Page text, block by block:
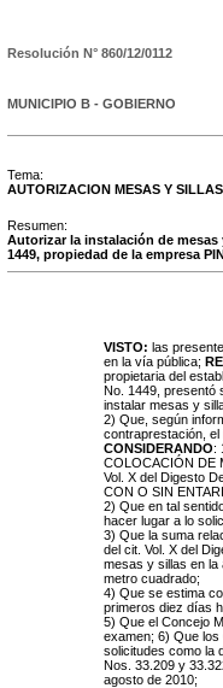
Resolución N° 860/12/0112
MUNICIPIO B - GOBIERNO
Tema:
AUTORIZACION MESAS Y SILLAS
Resumen:
Autorizar la instalación de
1449, propiedad de la empresa
VISTO: las
en la vía pública;
propietaria del
No. 1449, presentó
instalar mesas y
2) Que, según
contraprestación, el
CONSIDERANDO:
COLOCACIÓN DE
Vol. X del Digesto
CON O SIN
2) Que en tal
hacer lugar a lo
3) Que la suma
del cit. Vol. X del
mesas y sillas en la
metro cuadrado;
4) Que se estima
primeros diez días
5) Que el Concejo
examen; 6) Que
solicitudes como la
Nos. 33.209 y
agosto de 2010;